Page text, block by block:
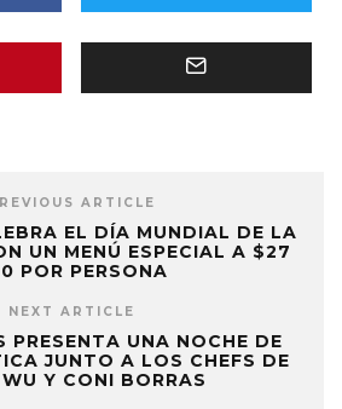
ARTICLE
EL DÍA MUNDIAL DE LA
UN MENÚ ESPECIAL A $27
POR PERSONA
NEXT ARTICLE
PRESENTA UNA NOCHE DE
JUNTO A LOS CHEFS DE
Y CONI BORRAS